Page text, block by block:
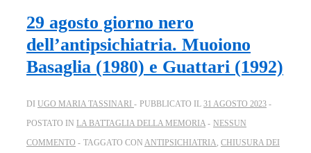
29 agosto giorno nero
dell’antipsichiatria. Muoiono
Basaglia (1980) e Guattari (1992)
DI UGO MARIA TASSINARI PUBBLICATO IL 31 AGOSTO 2023
POSTATO IN LA BATTAGLIA DELLA MEMORIA
NESSUN
COMMENTO
TAGGATO CON ANTIPSICHIATRIA CHIUSURA DEI